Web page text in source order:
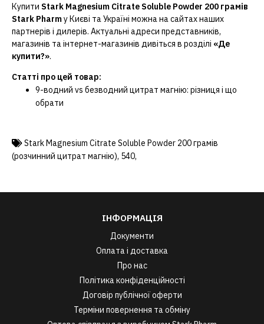
Купити Stark Magnesium Citrate Soluble Powder 200 грамів
Stark Pharmу Києві та Україні можна на сайтах наших
партнерів і дилерів. Актуальні адреси представників,
магазинів та інтернет-магазинів дивіться в розділі «Де
купити?».
Статті про цей товар:
9-водний vs безводний цитрат магнію: різниця і що
обрати
Stark Magnesium Citrate Soluble Powder 200 грамів
(розчинний цитрат магнію), 540,
ІНФОРМАЦІЯ
Документи
Оплата і доставка
Про нас
Політика конфіденційності
Договір публічної оферти
Терміни повернення та обміну